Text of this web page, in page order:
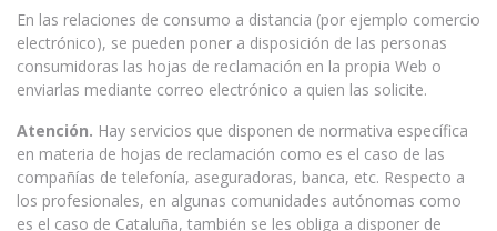
En las relaciones de consumo a distancia (por ejemplo comercio
electrónico), se pueden poner a disposición de las personas
consumidoras las hojas de reclamación en la propia Web o
enviarlas mediante correo electrónico a quien las solicite.
Atención. Hay servicios que disponen de normativa específica
en materia de hojas de reclamación como es el caso de las
compañías de telefonía, aseguradoras, banca, etc. Respecto a
los profesionales, en algunas comunidades autónomas como
es el caso de Cataluña, también se les obliga a disponer de